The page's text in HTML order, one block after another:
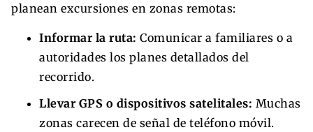
planean excursiones en zonas remotas:
Informar la ruta: Comunicar a familiares o a
autoridades los planes detallados del
recorrido.
Llevar GPS o dispositivos satelitales: Muchas
zonas carecen de señal de teléfono móvil.